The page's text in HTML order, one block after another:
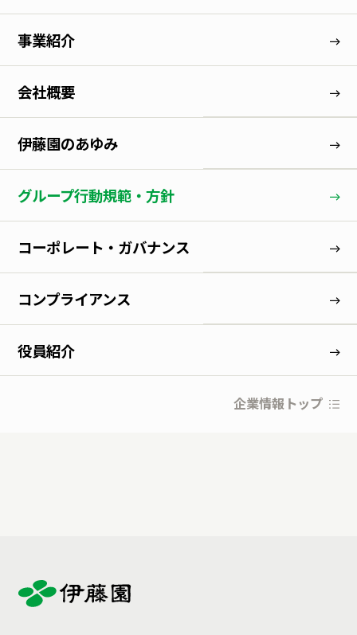
企業情報トップ
事業紹介
会社概要
伊藤園のあゆみ
グループ行動規範・方針
コーポレート・ガバナンス
コンプライアンス
役員紹介